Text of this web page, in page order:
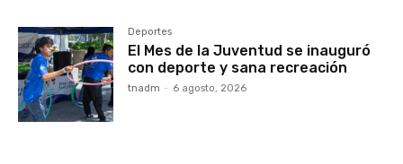
Deportes
El Mes de la Juventud se inauguró
con deporte y sana recreación
tnadm - 6 agosto, 2026